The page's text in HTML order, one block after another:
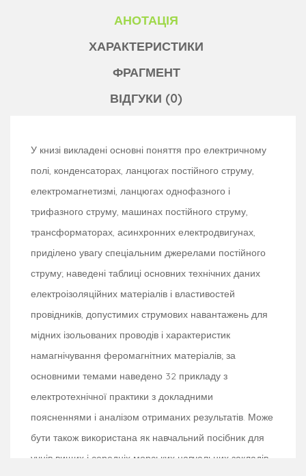
АНОТАЦІЯ
ХАРАКТЕРИСТИКИ
ФРАГМЕНТ
ВІДГУКИ (0)
У книзі викладені основні поняття про електричному
полі, конденсаторах, ланцюгах постійного струму,
електромагнетизмі, ланцюгах однофазного і
трифазного струму, машинах постійного струму,
трансформаторах, асинхронних електродвигунах,
приділено увагу спеціальним джерелами постійного
струму; наведені таблиці основних технічних даних
електроізоляційних матеріалів і властивостей
провідників, допустимих струмових навантажень для
мідних ізольованих проводів і характеристик
намагнічування феромагнітних матеріалів; за
основними темами наведено 32 прикладу з
електротехнічної практики з докладними
поясненнями і аналізом отриманих результатів. Може
бути також використана як навчальний посібник для
учнів вищих і середніх морських навчальних закладів.